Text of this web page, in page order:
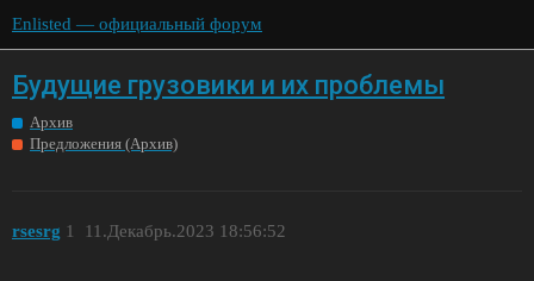
Enlisted — официальный форум
Будущие грузовики и их проблемы
Архив
Предложения (Архив)
rsesrg 11.Декабрь.2023 18:56:52
1